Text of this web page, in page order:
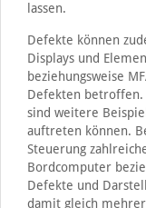
lassen.
Defekte können
Displays und
beziehungsweise
Defekten betroffen.
sind weitere
auftreten können.
Steuerung
Bordcomputer
Defekte und
damit gleich